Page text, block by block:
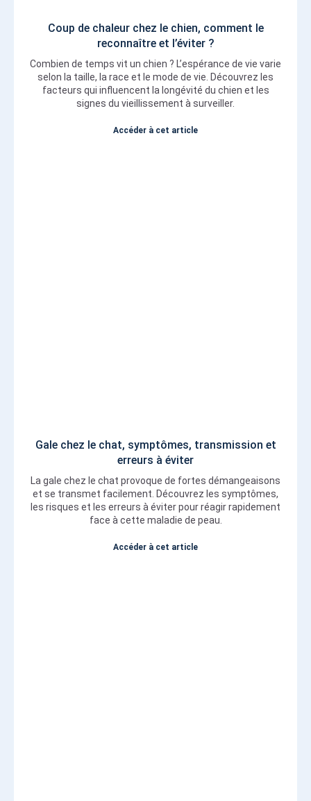
Coup de chaleur chez le chien, comment le
reconnaître et l’éviter ?
Combien de temps vit un chien ? L’espérance de vie varie
selon la taille, la race et le mode de vie. Découvrez les
facteurs qui influencent la longévité du chien et les
signes du vieillissement à surveiller.
Accéder à cet article
Gale chez le chat, symptômes, transmission et
erreurs à éviter
La gale chez le chat provoque de fortes démangeaisons
et se transmet facilement. Découvrez les symptômes,
les risques et les erreurs à éviter pour réagir rapidement
face à cette maladie de peau.
Accéder à cet article